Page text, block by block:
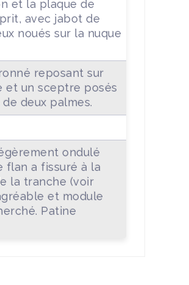
et la plaque de
avec jabot de
noués sur la nuque
reposant sur
et un sceptre posés
deux palmes.
ondulé
flan a fissuré à la
la tranche (voir
et module
Patine